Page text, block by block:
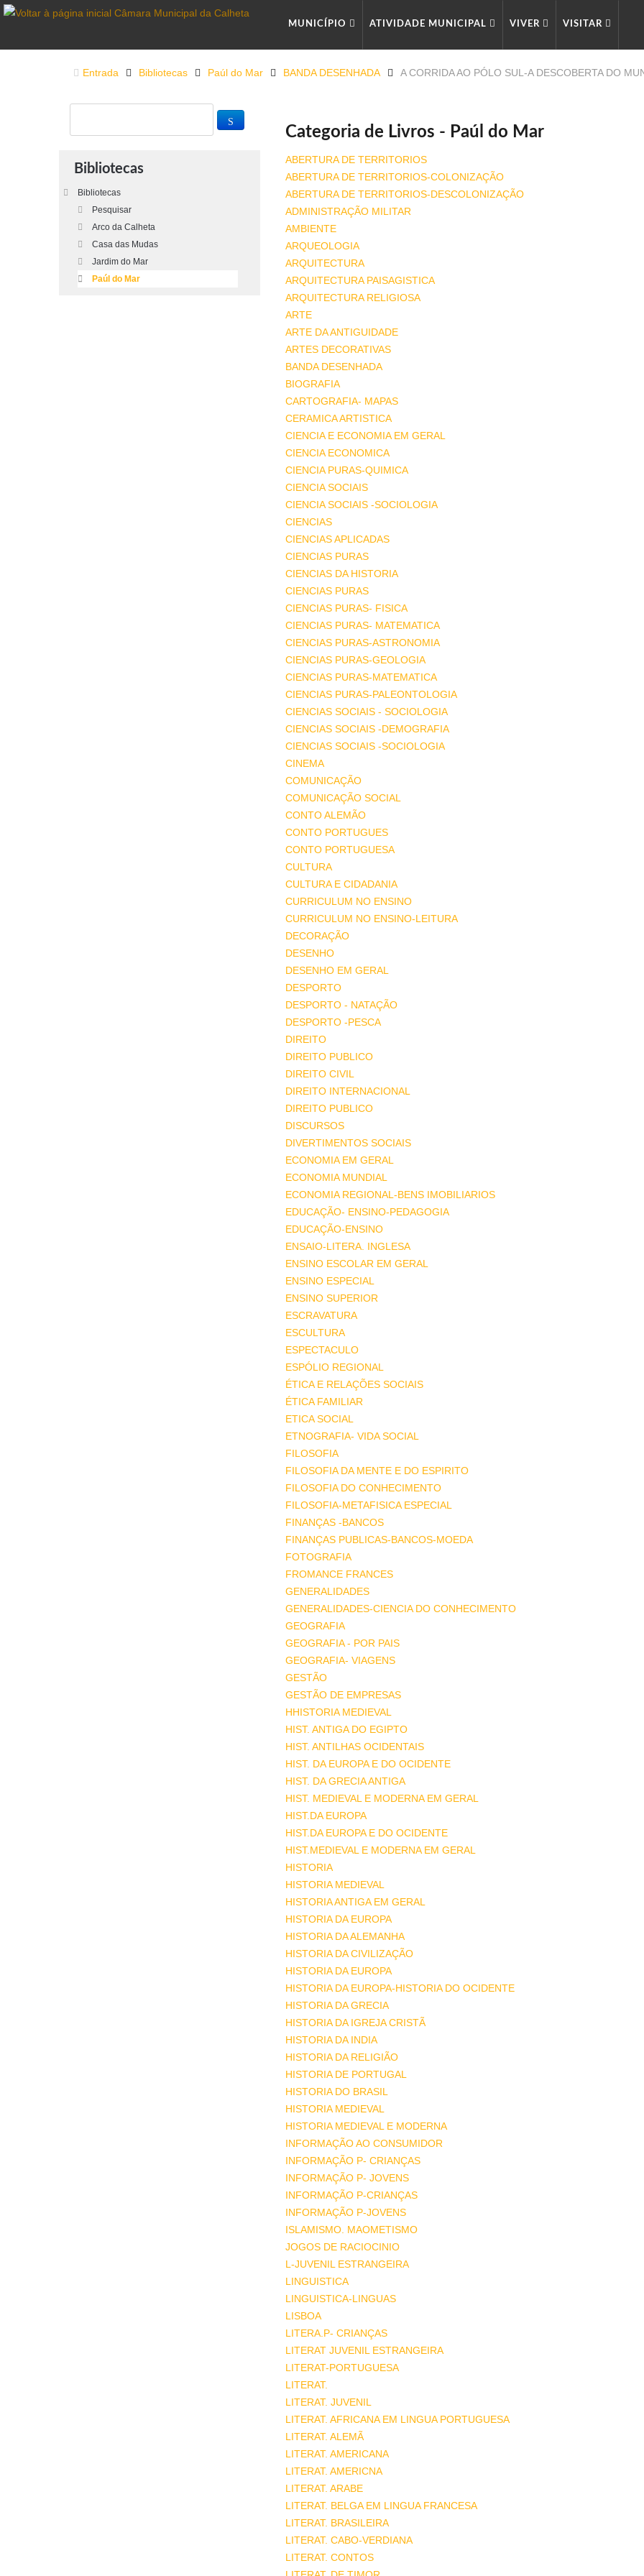
MUNICÍPIO ATIVIDADE MUNICIPAL VIVER VISITAR
Entrada Bibliotecas Paúl do Mar BANDA DESENHADA A CORRIDA AO PÓLO SUL-A DESCOBERTA DO
Categoria de Livros - Paúl do Mar
ABERTURA DE TERRITORIOS
ABERTURA DE TERRITORIOS-COLONIZAÇÃO
ABERTURA DE TERRITORIOS-DESCOLONIZAÇÃO
ADMINISTRAÇÃO MILITAR
AMBIENTE
ARQUEOLOGIA
ARQUITECTURA
ARQUITECTURA PAISAGISTICA
ARQUITECTURA RELIGIOSA
ARTE
ARTE DA ANTIGUIDADE
ARTES DECORATIVAS
BANDA DESENHADA
BIOGRAFIA
CARTOGRAFIA- MAPAS
CERAMICA ARTISTICA
CIENCIA E ECONOMIA EM GERAL
CIENCIA ECONOMICA
CIENCIA PURAS-QUIMICA
CIENCIA SOCIAIS
CIENCIA SOCIAIS -SOCIOLOGIA
CIENCIAS
CIENCIAS APLICADAS
CIENCIAS PURAS
CIENCIAS DA HISTORIA
CIENCIAS PURAS
CIENCIAS PURAS- FISICA
CIENCIAS PURAS- MATEMATICA
CIENCIAS PURAS-ASTRONOMIA
CIENCIAS PURAS-GEOLOGIA
CIENCIAS PURAS-MATEMATICA
CIENCIAS PURAS-PALEONTOLOGIA
CIENCIAS SOCIAIS - SOCIOLOGIA
CIENCIAS SOCIAIS -DEMOGRAFIA
CIENCIAS SOCIAIS -SOCIOLOGIA
CINEMA
COMUNICAÇÃO
COMUNICAÇÃO SOCIAL
CONTO ALEMÃO
CONTO PORTUGUES
CONTO PORTUGUESA
CULTURA
CULTURA E CIDADANIA
CURRICULUM NO ENSINO
CURRICULUM NO ENSINO-LEITURA
DECORAÇÃO
DESENHO
DESENHO EM GERAL
DESPORTO
DESPORTO - NATAÇÃO
DESPORTO -PESCA
DIREITO
DIREITO PUBLICO
DIREITO CIVIL
DIREITO INTERNACIONAL
DIREITO PUBLICO
DISCURSOS
DIVERTIMENTOS SOCIAIS
ECONOMIA EM GERAL
ECONOMIA MUNDIAL
ECONOMIA REGIONAL-BENS IMOBILIARIOS
EDUCAÇÃO- ENSINO-PEDAGOGIA
EDUCAÇÃO-ENSINO
ENSAIO-LITERA. INGLESA
ENSINO ESCOLAR EM GERAL
ENSINO ESPECIAL
ENSINO SUPERIOR
ESCRAVATURA
ESCULTURA
ESPECTACULO
ESPÓLIO REGIONAL
ÉTICA E RELAÇÕES SOCIAIS
ÉTICA FAMILIAR
ETICA SOCIAL
ETNOGRAFIA- VIDA SOCIAL
FILOSOFIA
FILOSOFIA DA MENTE E DO ESPIRITO
FILOSOFIA DO CONHECIMENTO
FILOSOFIA-METAFISICA ESPECIAL
FINANÇAS -BANCOS
FINANÇAS PUBLICAS-BANCOS-MOEDA
FOTOGRAFIA
FROMANCE FRANCES
GENERALIDADES
GENERALIDADES-CIENCIA DO CONHECIMENTO
GEOGRAFIA
GEOGRAFIA - POR PAIS
GEOGRAFIA- VIAGENS
GESTÃO
GESTÃO DE EMPRESAS
HHISTORIA MEDIEVAL
HIST. ANTIGA DO EGIPTO
HIST. ANTILHAS OCIDENTAIS
HIST. DA EUROPA E DO OCIDENTE
HIST. DA GRECIA ANTIGA
HIST. MEDIEVAL E MODERNA EM GERAL
HIST.DA EUROPA
HIST.DA EUROPA E DO OCIDENTE
HIST.MEDIEVAL E MODERNA EM GERAL
HISTORIA
HISTORIA MEDIEVAL
HISTORIA ANTIGA EM GERAL
HISTORIA DA EUROPA
HISTORIA DA ALEMANHA
HISTORIA DA CIVILIZAÇÃO
HISTORIA DA EUROPA
HISTORIA DA EUROPA-HISTORIA DO OCIDENTE
HISTORIA DA GRECIA
HISTORIA DA IGREJA CRISTÃ
HISTORIA DA INDIA
HISTORIA DA RELIGIÃO
HISTORIA DE PORTUGAL
HISTORIA DO BRASIL
HISTORIA MEDIEVAL
HISTORIA MEDIEVAL E MODERNA
INFORMAÇÃO AO CONSUMIDOR
INFORMAÇÃO P- CRIANÇAS
INFORMAÇÃO P- JOVENS
INFORMAÇÃO P-CRIANÇAS
INFORMAÇÃO P-JOVENS
ISLAMISMO. MAOMETISMO
JOGOS DE RACIOCINIO
L-JUVENIL ESTRANGEIRA
LINGUISTICA
LINGUISTICA-LINGUAS
LISBOA
LITERA.P- CRIANÇAS
LITERAT JUVENIL ESTRANGEIRA
LITERAT-PORTUGUESA
LITERAT.
LITERAT. JUVENIL
LITERAT. AFRICANA EM LINGUA PORTUGUESA
LITERAT. ALEMÃ
LITERAT. AMERICANA
LITERAT. AMERICNA
LITERAT. ARABE
LITERAT. BELGA EM LINGUA FRANCESA
LITERAT. BRASILEIRA
LITERAT. CABO-VERDIANA
LITERAT. CONTOS
Bibliotecas
Bibliotecas
Pesquisar
Arco da Calheta
Casa das Mudas
Jardim do Mar
Paúl do Mar